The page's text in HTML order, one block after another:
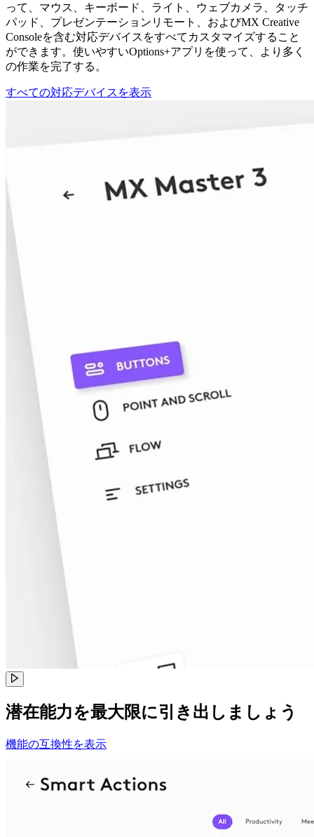
って、マウス、キーボード、ライト、ウェブカメラ、タッチ
パッド、プレゼンテーションリモート、およびMX Creative
Consoleを含む対応デバイスをすべてカスタマイズすること
ができます。使いやすいOptions+アプリを使って、より多く
の作業を完了する。
すべての対応デバイスを表示
潜在能力を最大限に引き出しましょう
機能の互換性を表示